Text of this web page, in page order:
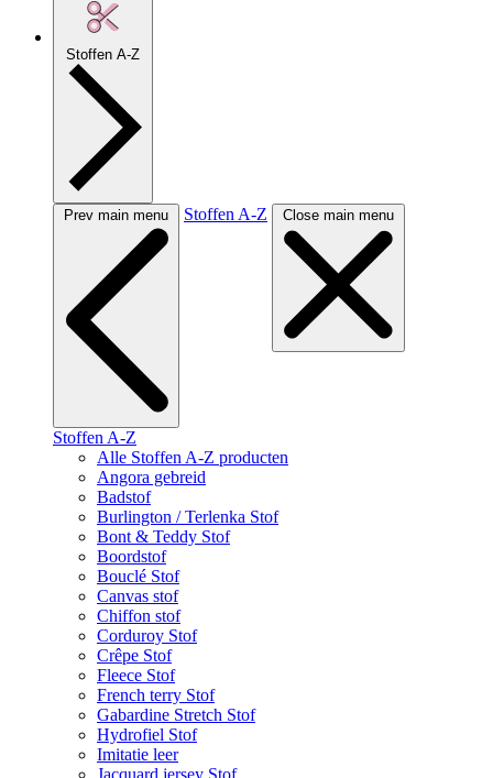
Stoffen A-Z
Prev main menu Stoffen A-Z Close main menu
Stoffen A-Z
Alle Stoffen A-Z producten
Angora gebreid
Badstof
Burlington / Terlenka Stof
Bont & Teddy Stof
Boordstof
Bouclé Stof
Canvas stof
Chiffon stof
Corduroy Stof
Crêpe Stof
Fleece Stof
French terry Stof
Gabardine Stretch Stof
Hydrofiel Stof
Imitatie leer
Jacquard jersey Stof